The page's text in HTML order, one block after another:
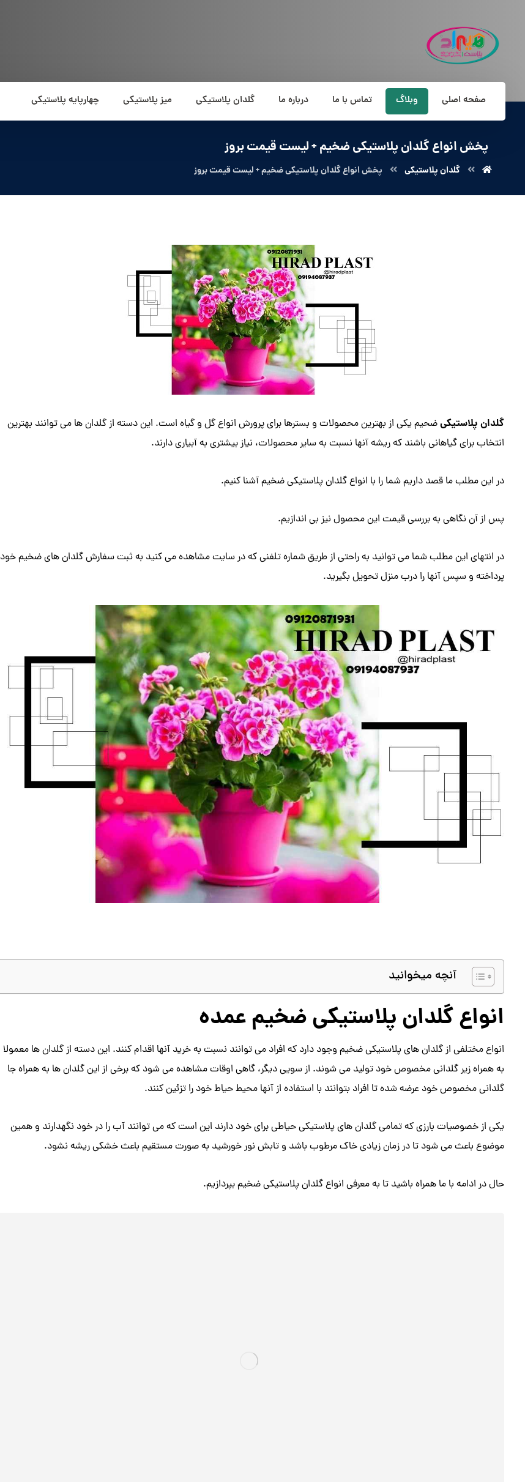
صفحه اصلی وبلاگ تماس با ما درباره ما گلدان پلاستیکی میز پلاستیکی چهارپایه پلاستیکی
پخش انواع گلدان پلاستیکی ضخیم + لیست قیمت بروز
گلدان پلاستیکی پخش انواع گلدان پلاستیکی ضخیم + لیست قیمت بروز
گلدان پلاستیکیضحیم یکی از بهترین محصولات و بسترها برای پرورش انواع گل و گیاه است. این دسته از گلدان ها می توانند بهترین
انتخاب برای گیاهانی باشند که ریشه آنها نسبت به سایر محصولات، نیاز بیشتری به آبیاری دارند.
در این مطلب ما قصد داریم شما را با انواع گلدان پلاستیکی ضخیم آشنا کنیم.
پس از آن نگاهی به بررسی قیمت این محصول نیز بی اندازیم.
در انتهای این مطلب شما می توانید به راحتی از طریق شماره تلفنی که در سایت مشاهده می کنید به ثبت سفارش گلدان های ضخیم خود
پرداخته و سپس آنها را درب منزل تحویل بگیرید.
آنچه میخوانید
انواع گلدان پلاستیکی ضخیم عمده
انواع مختلفی از گلدان های پلاستیکی ضخیم وجود دارد که افراد می توانند نسبت به خرید آنها اقدام کنند. این دسته از گلدان ها معمولا
به همراه زیر گلدانی مخصوص خود تولید می شوند. از سویی دیگر، گاهی اوقات مشاهده می شود که برخی از این گلدان ها به همراه جا
گلدانی مخصوص خود عرضه شده تا افراد بتوانند با استفاده از آنها محیط حیاط خود را تزئین کنند.
یکی از خصوصیات بارزی که تمامی گلدان های پلاستیکی حیاطی برای خود دارند این است که می توانند آب را در خود نگهدارند و همین
موضوع باعث می شود تا در زمان زیادی خاک مرطوب باشد و تابش نور خورشید به صورت مستقیم باعث خشکی ریشه نشود.
حال در ادامه با ما همراه باشید تا به معرفی انواع گلدان پلاستیکی ضخیم بپردازیم.